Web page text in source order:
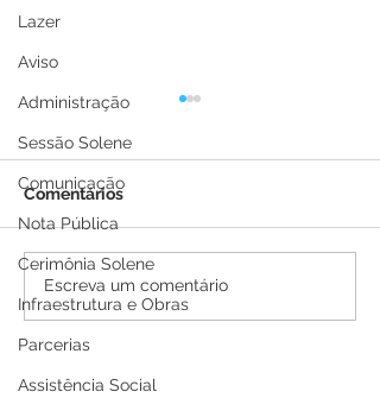
Lazer
Aviso
Administração
Sessão Solene
Comunicação
Nota Pública
Cerimônia Solene
Infraestrutura e Obras
Parcerias
Assistência Social
PE N°016/2025 - AVISO
DE ADIAMENTO
Comentários
Escreva um comentário